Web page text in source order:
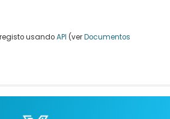
usandoAPI (verDocumentos